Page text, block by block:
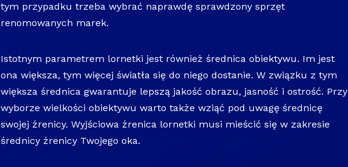
tym przypadku trzeba wybrać naprawdę sprawdzony sprzęt
renomowanych marek.
Istotnym parametrem lornetki jest również średnica obiektywu. Im jest
ona większa, tym więcej światła się do niego dostanie. W związku z tym
większa średnica gwarantuje lepszą jakość obrazu, jasność i ostrość. Przy
wyborze wielkości obiektywu warto także wziąć pod uwagę średnicę
swojej źrenicy. Wyjściowa źrenica lornetki musi mieścić się w zakresie
średnicy źrenicy Twojego oka.